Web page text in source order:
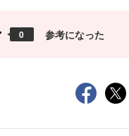
0 参考になった